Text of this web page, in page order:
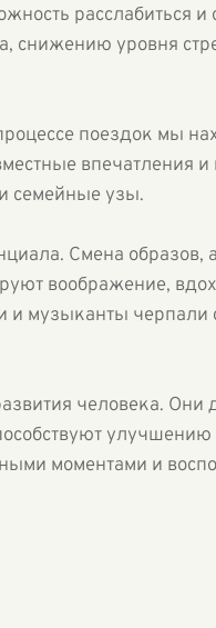
расслабиться и
снижению уровня
поездок мы
впечатления
семейные узы.
Смена образов,
воображение,
и музыканты
человека.
моментами и